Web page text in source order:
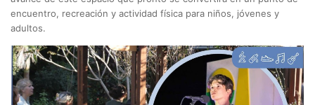
encuentro, recreación y actividad física para niños, jóvenes y
adultos.